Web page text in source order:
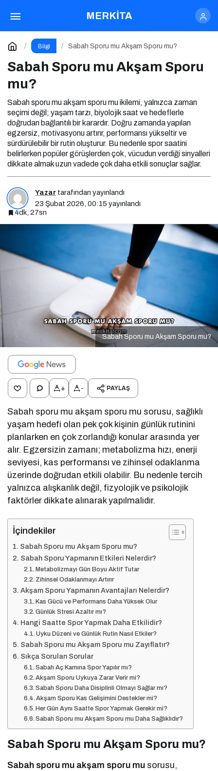
MERKİTA
Bilgi Sabah Sporu mu Akşam Sporu mu?
Sabah Sporu mu Akşam Sporu
mu?
Sabah sporu mu akşam sporu mu ikilemi, yalnızca zaman
seçimi değil; yaşam tarzı, biyolojik saat ve hedeflerle
doğrudan bağlantılı bir karardır. Doğru zamanda yapılan
egzersiz, motivasyonu artırır, performansı yükseltir ve
sürdürülebilir bir rutin oluşturur. Bu nedenle spor saatini
belirlerken popüler görüşlerden çok, vücudun verdiği sinyalleri
dikkate almak uzun vadede çok daha etkili sonuçlar sağlar.
Yazar tarafından yayınlandı
23 Şubat 2026, 00:15 yayınlandı
4dk, 27sn
Sabah Sporu mu Akşam Sporu mu?
+ - PAYLAŞ
Sabah sporu mu akşam sporu mu sorusu, sağlıklı
yaşam hedefi olan pek çok kişinin günlük rutinini
planlarken en çok zorlandığı konular arasında yer
alır. Egzersizin zamanı; metabolizma hızı, enerji
seviyesi, kas performansı ve zihinsel odaklanma
üzerinde doğrudan etkili olabilir. Bu nedenle tercih
yalnızca alışkanlık değil, fizyolojik ve psikolojik
faktörler dikkate alınarak yapılmalıdır.
İçindekiler
Sabah Sporu mu Akşam Sporu mu?
Sabah Sporu Yapmanın Etkileri Nelerdir?
Metabolizmayı Gün Boyu Aktif Tutar
Zihinsel Odaklanmayı Artırır
Akşam Sporu Yapmanın Avantajları Nelerdir?
Kas Gücü ve Performans Daha Yüksek Olur
Günlük Stresi Azaltır mı?
Hangi Saatte Spor Yapmak Daha Etkilidir?
Uyku Düzeni ve Günlük Rutin Nasıl Etkiler?
Sabah Sporu mu Akşam Sporu mu Zayıflatır?
Sıkça Sorulan Sorular
Sabah Aç Karnına Spor Yapılır mı?
Akşam Sporu Uykuya Zarar Verir mi?
Sabah Sporu Daha Disiplinli Olmayı Sağlar mı?
Akşam Sporu Kas Gelişimini Destekler mi?
Her Gün Aynı Saatte Spor Yapmak Gerekir mi?
Sabah Sporu mu Akşam Sporu mu Daha Sağlıklıdır?
Sabah Sporu mu Akşam Sporu mu?
Sabah sporu mu akşam sporu mu sorusu,
Sabah Motivasyonu Nasıl Artırılır?
Yorum Yap